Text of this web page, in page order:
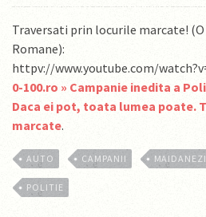
Traversati prin locurile marcate!
Romane):
httpv://www.youtube.com/
0-100.ro » Campanie inedita a
Daca ei pot, toata lumea poate.
marcate.
AUTO CAMPANII MAIDANEZI
POLITIE